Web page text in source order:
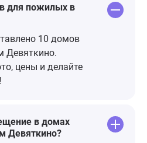
для пожилых в
10 домов
Девяткино.
цены и делайте
в домах
Девяткино?